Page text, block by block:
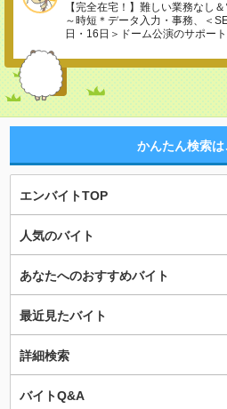
【完全在宅！】難しい業務なし
～時短＊データ入力・事務、＜
日・16日＞ドーム公演のサポー
かんたん検索は
エンバイトTOP
人気のバイト
あなたへのおすすめバイト
最近見たバイト
詳細検索
バイトQ&A